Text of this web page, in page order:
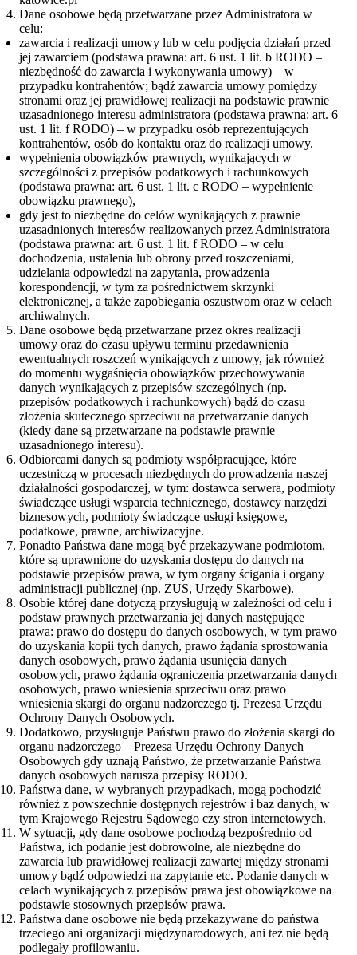
Dane osobowe będą przetwarzane przez Administratora w
celu:
zawarcia i realizacji umowy lub w celu podjęcia działań przed
jej zawarciem (podstawa prawna: art. 6 ust. 1 lit. b RODO –
niezbędność do zawarcia i wykonywania umowy) – w
przypadku kontrahentów; bądź zawarcia umowy pomiędzy
stronami oraz jej prawidłowej realizacji na podstawie prawnie
uzasadnionego interesu administratora (podstawa prawna: art. 6
ust. 1 lit. f RODO) – w przypadku osób reprezentujących
kontrahentów, osób do kontaktu oraz do realizacji umowy.
wypełnienia obowiązków prawnych, wynikających w
szczególności z przepisów podatkowych i rachunkowych
(podstawa prawna: art. 6 ust. 1 lit. c RODO – wypełnienie
obowiązku prawnego),
gdy jest to niezbędne do celów wynikających z prawnie
uzasadnionych interesów realizowanych przez Administratora
(podstawa prawna: art. 6 ust. 1 lit. f RODO – w celu
dochodzenia, ustalenia lub obrony przed roszczeniami,
udzielania odpowiedzi na zapytania, prowadzenia
korespondencji, w tym za pośrednictwem skrzynki
elektronicznej, a także zapobiegania oszustwom oraz w celach
archiwalnych.
Dane osobowe będą przetwarzane przez okres realizacji
umowy oraz do czasu upływu terminu przedawnienia
ewentualnych roszczeń wynikających z umowy, jak również
do momentu wygaśnięcia obowiązków przechowywania
danych wynikających z przepisów szczególnych (np.
przepisów podatkowych i rachunkowych) bądź do czasu
złożenia skutecznego sprzeciwu na przetwarzanie danych
(kiedy dane są przetwarzane na podstawie prawnie
uzasadnionego interesu).
Odbiorcami danych są podmioty współpracujące, które
uczestniczą w procesach niezbędnych do prowadzenia naszej
działalności gospodarczej, w tym: dostawca serwera, podmioty
świadczące usługi wsparcia technicznego, dostawcy narzędzi
biznesowych, podmioty świadczące usługi księgowe,
podatkowe, prawne, archiwizacyjne.
Ponadto Państwa dane mogą być przekazywane podmiotom,
które są uprawnione do uzyskania dostępu do danych na
podstawie przepisów prawa, w tym organy ścigania i organy
administracji publicznej (np. ZUS, Urzędy Skarbowe).
Osobie której dane dotyczą przysługują w zależności od celu i
podstaw prawnych przetwarzania jej danych następujące
prawa: prawo do dostępu do danych osobowych, w tym prawo
do uzyskania kopii tych danych, prawo żądania sprostowania
danych osobowych, prawo żądania usunięcia danych
osobowych, prawo żądania ograniczenia przetwarzania danych
osobowych, prawo wniesienia sprzeciwu oraz prawo
wniesienia skargi do organu nadzorczego tj. Prezesa Urzędu
Ochrony Danych Osobowych.
Dodatkowo, przysługuje Państwu prawo do złożenia skargi do
organu nadzorczego – Prezesa Urzędu Ochrony Danych
Osobowych gdy uznają Państwo, że przetwarzanie Państwa
danych osobowych narusza przepisy RODO.
Państwa dane, w wybranych przypadkach, mogą pochodzić
również z powszechnie dostępnych rejestrów i baz danych, w
tym Krajowego Rejestru Sądowego czy stron internetowych.
W sytuacji, gdy dane osobowe pochodzą bezpośrednio od
Państwa, ich podanie jest dobrowolne, ale niezbędne do
zawarcia lub prawidłowej realizacji zawartej między stronami
umowy bądź odpowiedzi na zapytanie etc. Podanie danych w
celach wynikających z przepisów prawa jest obowiązkowe na
podstawie stosownych przepisów prawa.
Państwa dane osobowe nie będą przekazywane do państwa
trzeciego ani organizacji międzynarodowych, ani też nie będą
podlegały profilowaniu.